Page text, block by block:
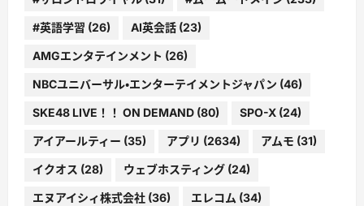
#英語学習 (26) AI英会話 (23)
AMGエンタテインメント (26)
NBCユニバーサル・エンターテイメントジャパン (46)
SKE48 LIVE！！ ON DEMAND (80) SPO-X (24)
アイアールティー (35) アプリ (2634) アムモ (31)
イクオス (28) ウェブホスティング (24)
エヌアイシィ株式会社 (36) エレコム (34)